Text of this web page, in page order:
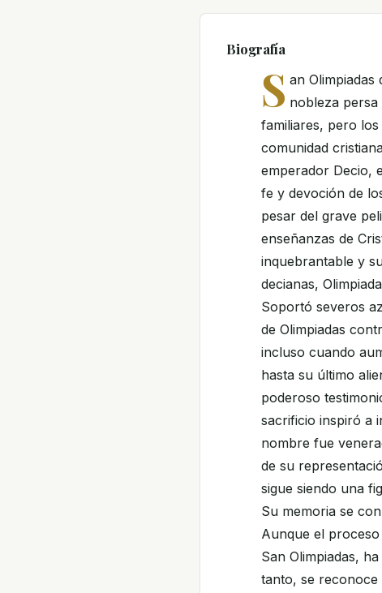
Biografía
S an
nobleza persa
familiares, pero
comunidad
emperador Decio,
fe y devoción de
pesar del grave
enseñanzas de
inquebrantable y
decianas,
Soportó severos
de Olimpiadas
incluso cuando
hasta su último
poderoso
sacrificio inspiró a
nombre fue
de su
sigue siendo una
Su memoria se
Aunque el
San Olimpiadas,
tanto, se reconoce